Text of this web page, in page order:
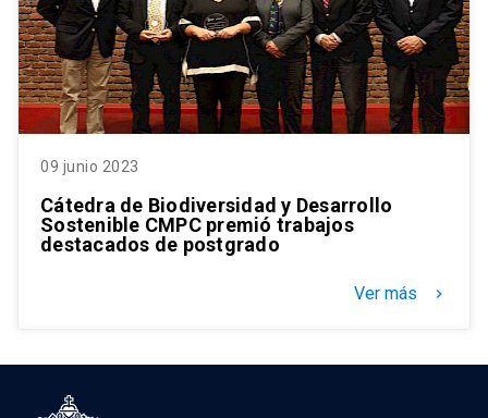
09 junio 2023
Cátedra de Biodiversidad y Desarrollo
Sostenible CMPC premió trabajos
destacados de postgrado
Ver más keyboard_arrow_right